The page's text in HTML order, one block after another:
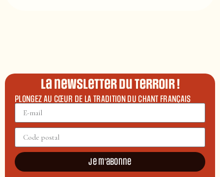
La newsletter du terroir !
PLONGEZ AU CŒUR DE LA TRADITION DU CHANT FRANÇAIS
Je m'abonne